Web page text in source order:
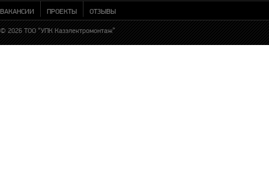
ВАКАНСИИ ПРОЕКТЫ ОТЗЫВЫ
© 2026 ТОО “УПК Казэлектромонтаж”